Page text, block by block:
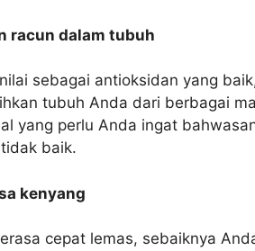
racun dalam tubuh
sebagai antioksidan yang
tubuh Anda dari berbagai
yang perlu Anda ingat
baik.
kenyang
cepat lemas, sebaiknya